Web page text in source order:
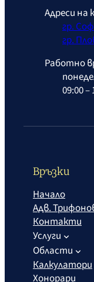
Адреси на
гр.
гр.
Работно
09:00 –
Връзки
Начало
Адв.
Контакти
Услуги
Области
Калкулатори
Хонорари